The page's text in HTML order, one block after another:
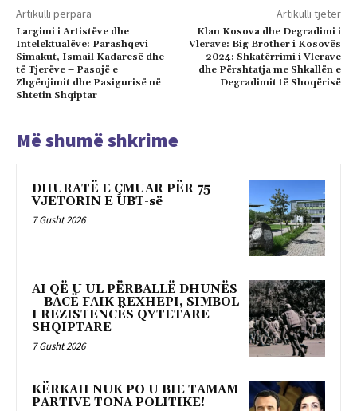
Artikulli përpara
Largimi i Artistëve dhe
Intelektualëve: Parashqevi
Simakut, Ismail Kadaresë dhe
të Tjerëve – Pasojë e
Zhgënjimit dhe Pasigurisë në
Shtetin Shqiptar
Artikulli tjetër
Klan Kosova dhe Degradimi i
Vlerave: Big Brother i Kosovës
2024: Shkatërrimi i Vlerave
dhe Përshtatja me Shkallën e
Degradimit të Shoqërisë
Më shumë shkrime
DHURATË E ÇMUAR PËR 75
VJETORIN E UBT-së
7 Gusht 2026
AI QË U UL PËRBALLË DHUNËS
– BACË FAIK REXHEPI, SIMBOL
I REZISTENCËS QYTETARE
SHQIPTARE
7 Gusht 2026
KËRKAH NUK PO U BIE TAMAM
PARTIVE TONA POLITIKE!